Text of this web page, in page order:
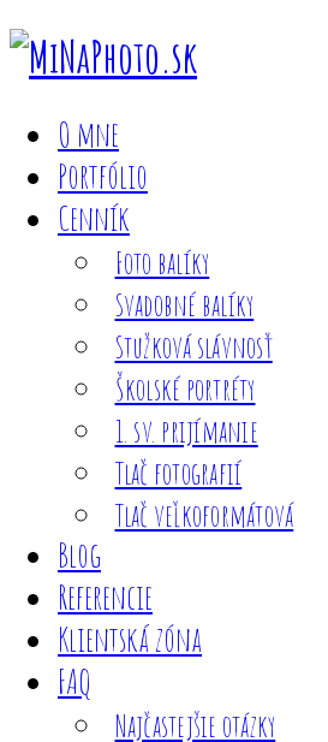
O mne
Portfólio
Cenník
Foto balíky
Svadobné balíky
Stužková slávnosť
Školské portréty
1. sv. prijímanie
Tlač fotografií
Tlač veľkoformátová
Blog
Referencie
Klientská zóna
FAQ
Najčastejšie otázky